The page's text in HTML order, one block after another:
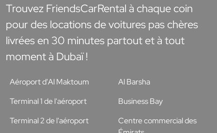
Trouvez FriendsCarRental à chaque coin
pour des locations de voitures pas chères
livrées en 30 minutes partout et à tout
moment à Dubaï !
Aéroport d'Al Maktoum
Terminal 1 de l'aéroport
Terminal 2 de l'aéroport
Al Barsha
Business Bay
Centre commercial des